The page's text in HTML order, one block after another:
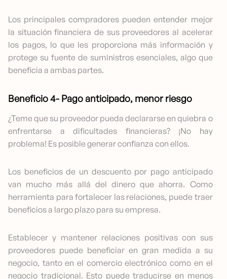
Los principales compradores pueden entender mejor
la situación financiera de sus proveedores al acelerar
los pagos, lo que les proporciona más información y
protege su fuente de suministros esenciales, algo que
beneficia a ambas partes.
Beneficio 4- Pago anticipado, menor riesgo
¿Teme que su proveedor pueda declararse en quiebra o
enfrentarse a dificultades financieras? ¡No hay
problema! Es posible generar confianza con ellos.
Los beneficios de un descuento por pago anticipado
van mucho más allá del dinero que ahorra. Como
herramienta para fortalecer las relaciones, puede traer
beneficios a largo plazo para su empresa.
Establecer y mantener relaciones positivas con sus
proveedores puede beneficiar en gran medida a su
negocio, tanto en el comercio electrónico como en el
negocio tradicional. Esto puede traducirse en menos